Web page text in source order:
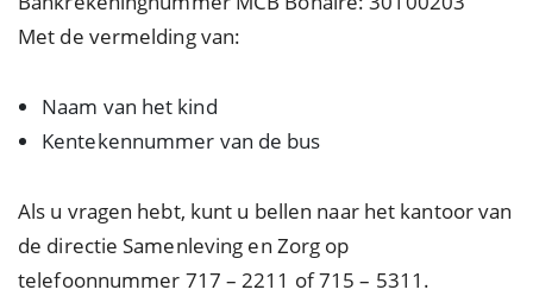
Met de vermelding van:
Naam van het kind
Kentekennummer van de bus
Als u vragen hebt, kunt u bellen naar het kantoor van
de directie Samenleving en Zorg op
telefoonnummer 717 – 2211 of 715 – 5311.